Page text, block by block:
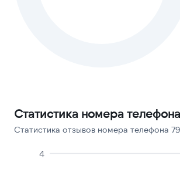
Статистика номера
Статистика отзывов номера телефона
4